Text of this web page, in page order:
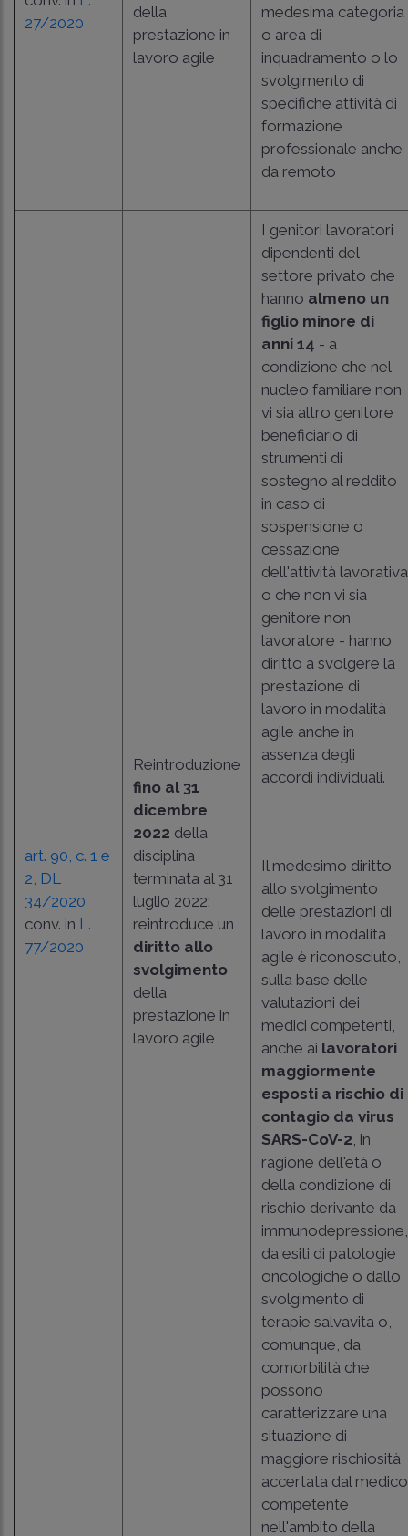
27/2020
della
prestazione in
lavoro agile
medesima categoria
o area di
inquadramento o lo
svolgimento di
specifiche attività di
formazione
professionale anche
da remoto
art. 90, c. 1 e
2 , DL
34/2020
conv. in L.
77/2020
Reintroduzione
fino al 31
dicembre
2022 della
disciplina
terminata al 31
luglio 2022:
reintroduce un
diritto allo
svolgimento
della
prestazione in
lavoro agile
I genitori lavoratori
dipendenti del
settore privato che
hanno almeno un
figlio minore di
anni 14 - a
condizione che nel
nucleo familiare non
vi sia altro genitore
beneficiario di
strumenti di
sostegno al reddito
in caso di
sospensione o
cessazione
dell'attività lavorativa
o che non vi sia
genitore non
lavoratore - hanno
diritto a svolgere la
prestazione di
lavoro in modalità
agile anche in
assenza degli
accordi individuali.
Il medesimo diritto
allo svolgimento
delle prestazioni di
lavoro in modalità
agile è riconosciuto,
sulla base delle
valutazioni dei
medici competenti,
anche ai lavoratori
maggiormente
esposti a rischio di
contagio da virus
SARS-CoV-2 , in
ragione dell'età o
della condizione di
rischio derivante da
immunodepressione,
da esiti di patologie
oncologiche o dallo
svolgimento di
terapie salvavita o,
comunque, da
comorbilità che
possono
caratterizzare una
situazione di
maggiore rischiosità
accertata dal medico
competente
nell'ambito della